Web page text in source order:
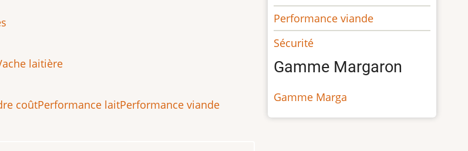
laitière
coûtPerformance laitPerformance viande
Performance viande
Sécurité
Gamme Margaron
Gamme Marga